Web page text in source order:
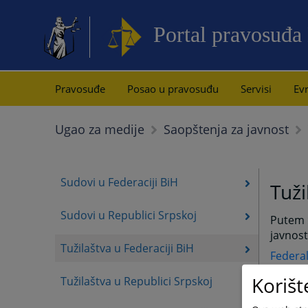
Portal
Pravosuđe Posao u pravosuđu Servisi
Ugao za medije Saopštenja za javnost
Sudovi u Federaciji BiH
Sudovi u Republici Srpskoj
Tužilaštva u Federaciji BiH
Tužilaštva u Republici Srpskoj
Putem